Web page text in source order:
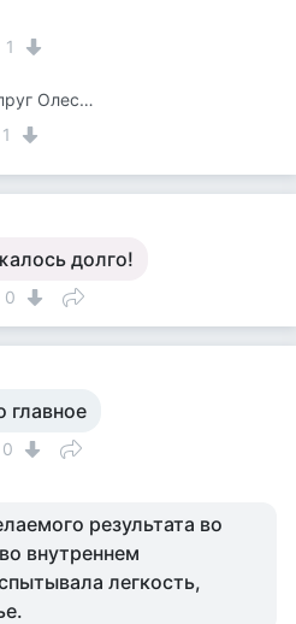
1
Вячеслав Иванов Супруг Олесеньки
1
долго!
0
главное
0
результата во
внутреннем
легкость,